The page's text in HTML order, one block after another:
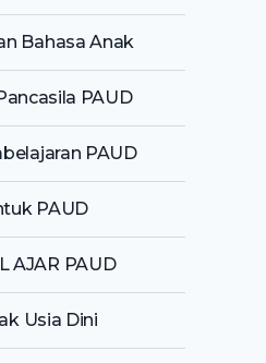
Bahasa Anak
PAUD
PAUD
PAUD
AJAR PAUD
Usia Dini